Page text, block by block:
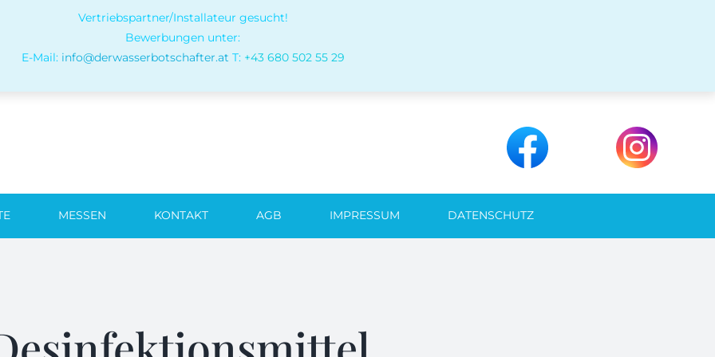
Vertriebspartner/Installateur gesucht!
Bewerbungen unter:
E-Mail: info@derwasserbotschafter.at T: +43 680 502 55 29
MESSEN KONTAKT AGB IMPRESSUM DATENSCHUTZ